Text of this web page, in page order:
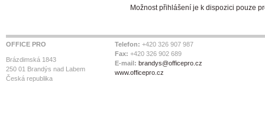
Možnost přihlášení je k dispozici pouze
OFFICE PRO
Brázdimská 1843
250 01 Brandýs nad Labem
Česká republika
Telefon: +420 326 907 987
Fax: +420 326 902 689
E-mail: brandys@officepro.cz
www.officepro.cz